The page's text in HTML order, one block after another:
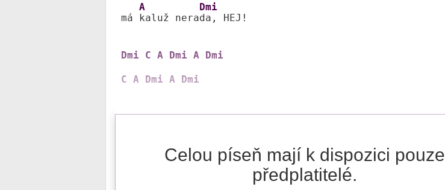
má
A
kaluž nera
Dmi
da, HEJ!
Dmi C A Dmi A Dmi
C A Dmi A Dmi
Celou píseň mají k dispozici pouze
předplatitelé.